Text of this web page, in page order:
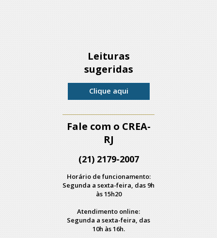
Leituras
sugeridas
Clique aqui
Fale com o CREA-
RJ
(21) 2179-2007
Horário de funcionamento:
Segunda a sexta-feira, das 9h
às 15h20
Atendimento online:
Segunda a sexta-feira, das
10h às 16h.